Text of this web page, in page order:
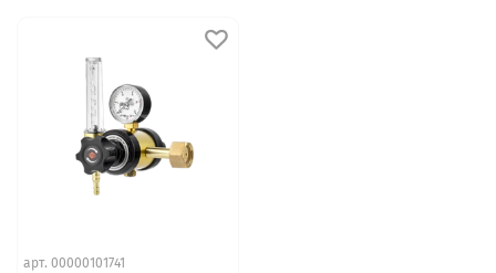
арт. 00000101741